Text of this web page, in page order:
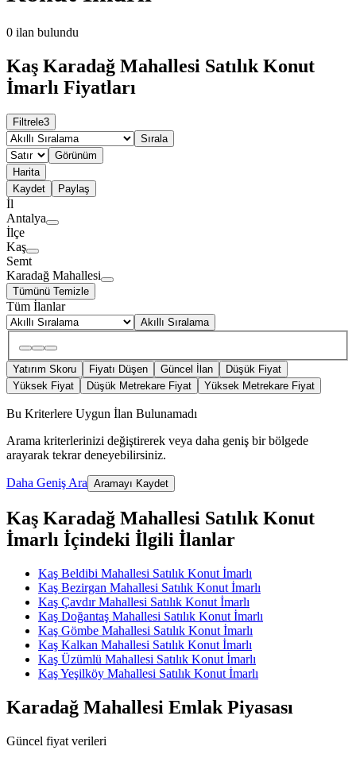
0 ilan bulundu
Kaş Karadağ Mahallesi Satılık Konut
İmarlı Fiyatları
Filtrele3
Sırala
Görünüm
Harita
Kaydet
Paylaş
İl
Antalya
İlçe
Kaş
Semt
Karadağ Mahallesi
Tümünü Temizle
Tüm İlanlar
Akıllı Sıralama
Yatırım Skoru Fiyatı Düşen Güncel İlan
Düşük Fiyat
Yüksek Fiyat
Düşük Metrekare Fiyat Yüksek Metrekare Fiyat
Bu Kriterlere Uygun İlan Bulunamadı
Arama kriterlerinizi değiştirerek veya daha geniş bir bölgede
arayarak tekrar deneyebilirsiniz.
Daha Geniş Ara Aramayı Kaydet
Kaş Karadağ Mahallesi Satılık Konut
İmarlı İçindeki İlgili İlanlar
Kaş Beldibi Mahallesi Satılık Konut İmarlı
Kaş Bezirgan Mahallesi Satılık Konut İmarlı
Kaş Çavdır Mahallesi Satılık Konut İmarlı
Kaş Doğantaş Mahallesi Satılık Konut İmarlı
Kaş Gömbe Mahallesi Satılık Konut İmarlı
Kaş Kalkan Mahallesi Satılık Konut İmarlı
Kaş Üzümlü Mahallesi Satılık Konut İmarlı
Kaş Yeşilköy Mahallesi Satılık Konut İmarlı
Karadağ Mahallesi Emlak Piyasası
Güncel fiyat verileri